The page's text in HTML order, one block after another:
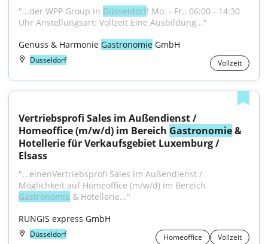
"...der WPP Group in Düsseldorf! Mo. - Fr.: 06:00 - 14:30
Uhr Anstellungsart: Vollzeit Eine Ausbildung..."
Genuss & Harmonie Gastronomie GmbH
Düsseldorf Vollzeit
Vertriebsprofi Sales im Außendienst /
Homeoffice (m/w/d) im Bereich Gastronomie &
Hotellerie für Verkaufsgebiet Luxemburg /
Elsass
"...einenVertriebsprofi Sales im Außendienst /
Gastronomie & Hotellerie..."
RUNGIS express GmbH
Düsseldorf Homeoffice Vollzeit